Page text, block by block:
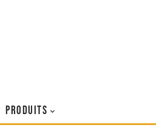
PRODUITS